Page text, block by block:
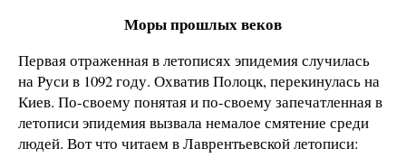
Моры прошлых веков
Первая отраженная в летописях эпидемия случилась
на Руси в 1092 году. Охватив Полоцк, перекинулась на
Киев. По-своему понятая и по-своему запечатленная в
летописи эпидемия вызвала немалое смятение среди
людей. Вот что читаем в Лаврентьевской летописи: